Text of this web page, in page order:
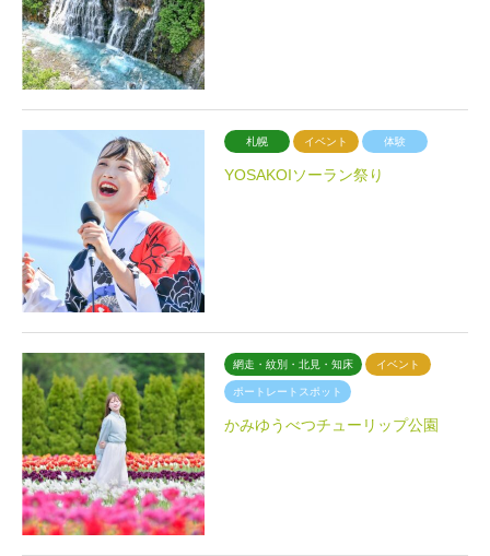
札幌 イベント 体験
YOSAKOIソーラン祭り
網走・紋別・北見・知床 イベント
ポートレートスポット
かみゆうべつチューリップ公園